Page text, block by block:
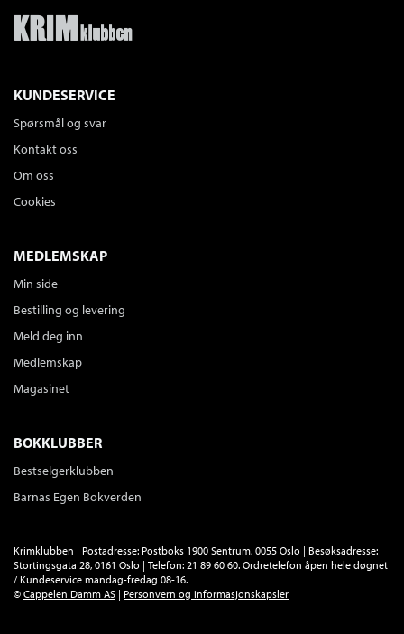
KUNDESERVICE
Spørsmål og svar
Kontakt oss
Om oss
Cookies
MEDLEMSKAP
Min side
Bestilling og levering
Meld deg inn
Medlemskap
Magasinet
BOKKLUBBER
Bestselgerklubben
Barnas Egen Bokverden
Krimklubben | Postadresse: Postboks 1900 Sentrum, 0055 Oslo | Besøksadresse:
Stortingsgata 28, 0161 Oslo | Telefon: 21 89 60 60. Ordretelefon åpen hele døgnet
/ Kundeservice mandag-fredag 08-16.
© Cappelen Damm AS | Personvern og informasjonskapsler